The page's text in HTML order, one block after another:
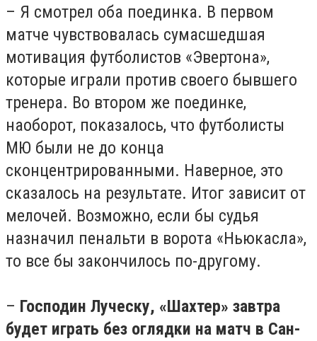
– Я смотрел оба поединка. В первом
матче чувствовалась сумасшедшая
мотивация футболистов «Эвертона»,
которые играли против своего бывшего
тренера. Во втором же поединке,
наоборот, показалось, что футболисты
МЮ были не до конца
сконцентрированными. Наверное, это
сказалось на результате. Итог зависит от
мелочей. Возможно, если бы судья
назначил пенальти в ворота «Ньюкасла»,
то все бы закончилось по-другому.
– Господин Луческу, «Шахтер» завтра
будет играть без оглядки на матч в Сан-